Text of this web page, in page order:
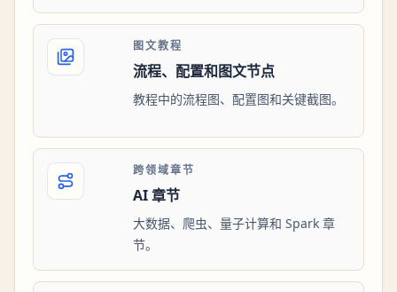
图文教程
流程、配置和图文节点
教程中的流程图、配置图和关键截图。
跨领域章节
AI 章节
大数据、爬虫、量子计算和 Spark 章
节。